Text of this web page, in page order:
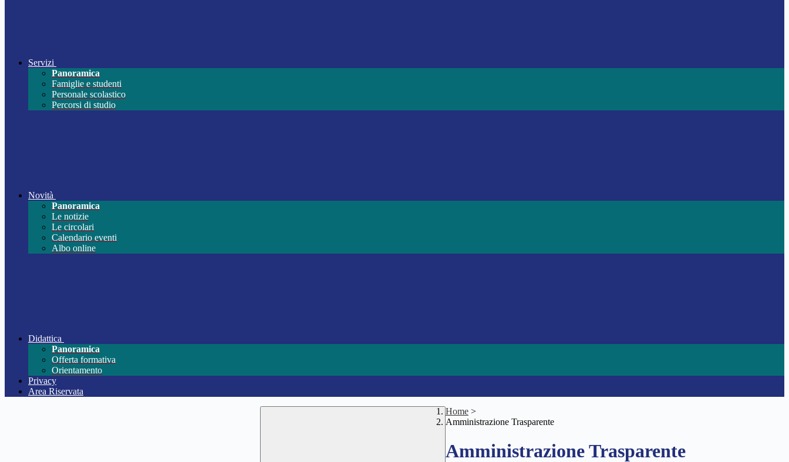
Servizi
Panoramica
Famiglie e studenti
Personale scolastico
Percorsi di studio
Novità
Panoramica
Le notizie
Le circolari
Calendario eventi
Albo online
Didattica
Panoramica
Offerta formativa
Orientamento
Privacy
Area Riservata
Home >
Amministrazione Trasparente
Amministrazione Trasparente